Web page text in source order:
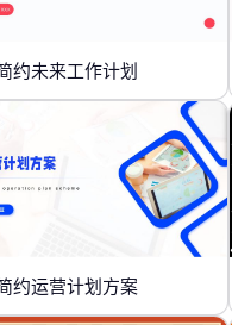
约未来工作计划
约运营计划方案